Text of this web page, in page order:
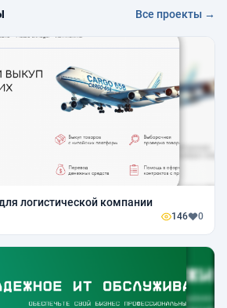
Все проекты →
логистической компании
146 0